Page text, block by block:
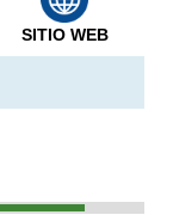
SITIO WEB